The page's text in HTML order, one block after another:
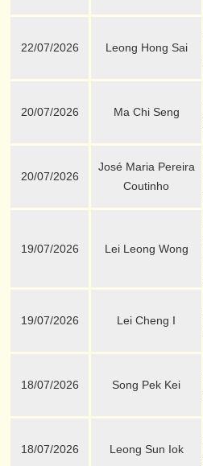
22/07/2026 Leong Hong Sai
20/07/2026 Ma Chi Seng
20/07/2026
José Maria Pereira
Coutinho
19/07/2026 Lei Leong Wong
19/07/2026 Lei Cheng I
18/07/2026 Song Pek Kei
18/07/2026 Leong Sun Iok